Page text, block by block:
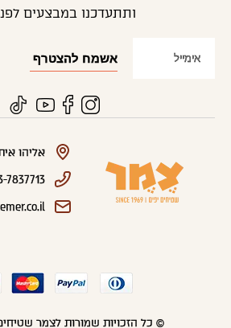
ותתעדכנו במבצעים
אליהו איתן 3, בית גירון
7837713
© כל הזכויות שמורות לצמר שטיחים